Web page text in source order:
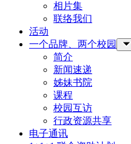
相片集
联络我们
活动
一个品牌、两个校园
简介
新闻速递
姊妹书院
课程
校园互访
行政资源共享
电子通讯